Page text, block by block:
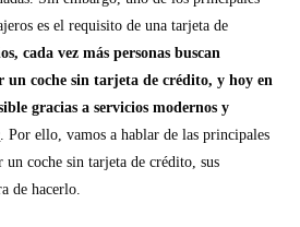
es el requisito de una tarjeta de
cada vez más personas buscan
coche sin tarjeta de crédito, y hoy en
gracias a servicios modernos y
. Por ello, vamos a hablar de las principales
un coche sin tarjeta de crédito, sus
de hacerlo.